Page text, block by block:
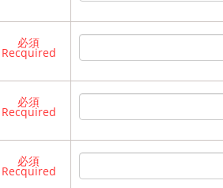
必須
Recquired
必須
Recquired
必須
Recquired